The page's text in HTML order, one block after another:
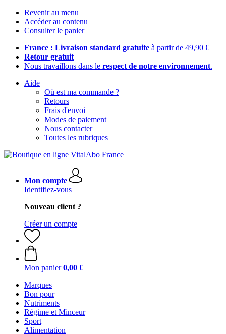
Revenir au menu
Accéder au contenu
Consulter le panier
France : Livraison standard gratuite à partir de 49,90 €
Retour gratuit
Nous travaillons dans le respect de notre environnement.
Aide
Où est ma commande ?
Retours
Frais d'envoi
Modes de paiement
Nous contacter
Toutes les rubriques
Mon compte
Identifiez-vous
Nouveau client ?
Créer un compte
Mon panier 0,00 €
Marques
Bon pour
Nutriments
Régime et Minceur
Sport
Alimentation